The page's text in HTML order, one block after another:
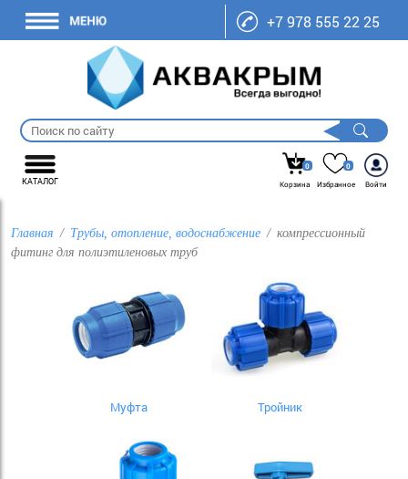
+7 978 555 22 25
КАТАЛОГ
0
Корзина
0
Избранное
Войти
Главная Трубы, отопление, водоснабжение
компрессионный
фитинг для полиэтиленовых труб
Муфта Тройник